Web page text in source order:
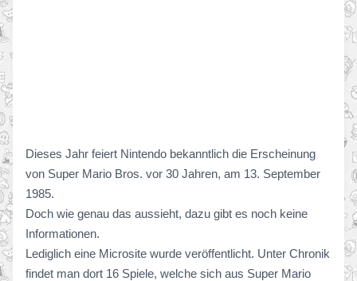
Dieses Jahr feiert Nintendo bekanntlich die Erscheinung
von Super Mario Bros. vor 30 Jahren, am 13. September
1985.
Doch wie genau das aussieht, dazu gibt es noch keine
Informationen.
Lediglich eine Microsite wurde veröffentlicht. Unter Chronik
findet man dort 16 Spiele, welche sich aus Super Mario